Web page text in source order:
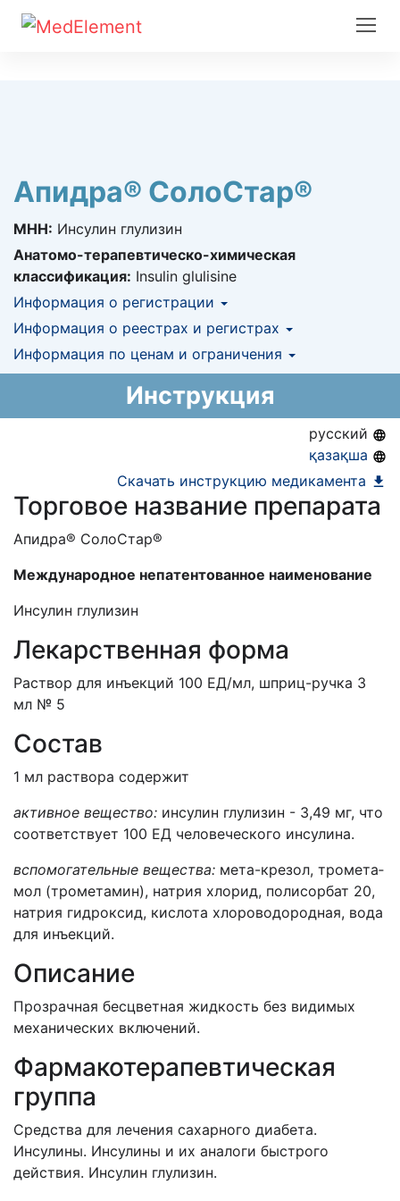
Апидра® СолоСтар®
МНН: Инсулин глулизин
Анатомо-терапевтическо-химическая
классификация: Insulin glulisine
Информация о регистрации
Номер регистрации в РК:№ РК-ЛС-5№014329
Информация о регистрации в РК:28.03.2019 -
бессрочно
Информация о реестрах и регистрах
КНФ (ЛС включено в Казахстанский
национальный формуляр лекарственных
АЛО (Включено в Список бесплатного
амбулаторного лекарственного обеспечения)
ЕД (Включено в Список ЛС в рамках ГОБМП,
подлежащих закупу у Единого
Информация по ценам и ограничения
Инструкция
русский
қазақша
Скачать инструкцию медикамента
Торговое название препарата
Апидра® СолоCтар®
Международное непатентованное наименование
Инсулин глулизин
Лекарственная форма
Раствор для инъекций 100 ЕД/мл, шприц-ручка 3
мл № 5
Состав
1 мл раствора содержит
активное вещество: инсулин глулизин - 3,49 мг, что
соответствует 100 ЕД че­ловеческого инсулина.
вспомогательные вещества: мета-крезол, тромета­
мол (трометамин), натрия хлорид, полисорбат 20,
нат­рия гидроксид, кислота хлороводородная, вода
для инъекций.
Описание
Прозрачная бесцветная жидкость без видимых
механических включений.
Фармакотерапевтическая
группа
Средства для лечения сахарного диабета.
Инсулины. Инсулины и их аналоги быстрого
действия. Инсулин глулизин.